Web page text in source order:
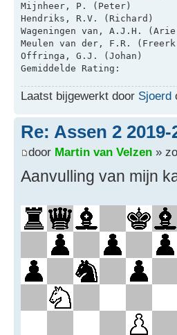
Laatst bijgewerkt door Sjoerd
Re: Assen 2 2019-
door Martin van Velzen »
Aanvulling van mijn